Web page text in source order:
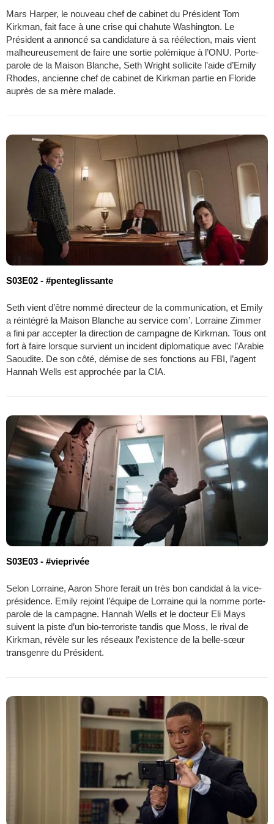
Mars Harper, le nouveau chef de cabinet du Président Tom
Kirkman, fait face à une crise qui chahute Washington. Le
Président a annoncé sa candidature à sa réélection, mais vient
malheureusement de faire une sortie polémique à l’ONU. Porte-
parole de la Maison Blanche, Seth Wright sollicite l’aide d’Emily
Rhodes, ancienne chef de cabinet de Kirkman partie en Floride
auprès de sa mère malade.
S03E02 - #penteglissante
Seth vient d’être nommé directeur de la communication, et Emily
a réintégré la Maison Blanche au service com’. Lorraine Zimmer
a fini par accepter la direction de campagne de Kirkman. Tous ont
fort à faire lorsque survient un incident diplomatique avec l’Arabie
Saoudite. De son côté, démise de ses fonctions au FBI, l’agent
Hannah Wells est approchée par la CIA.
S03E03 - #vieprivée
Selon Lorraine, Aaron Shore ferait un très bon candidat à la vice-
présidence. Emily rejoint l’équipe de Lorraine qui la nomme porte-
parole de la campagne. Hannah Wells et le docteur Eli Mays
suivent la piste d’un bio-terroriste tandis que Moss, le rival de
Kirkman, révèle sur les réseaux l’existence de la belle-sœur
transgenre du Président.